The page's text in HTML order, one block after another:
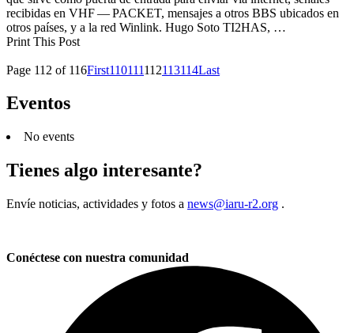
recibidas en VHF—PACKET, mensajes a otros BBS ubicados en
otros países, y a la red Winlink. Hugo Soto TI2HAS, …
Print This Post
Page 112 of 116First110111112113114Last
Eventos
No events
Tienes algo interesante?
Envíe noticias, actividades y fotos a news@iaru-r2.org .
Conéctese con nuestra comunidad